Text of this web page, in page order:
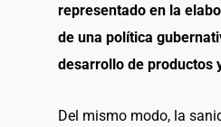
representado en la
de una política
desarrollo de productos
Del mismo modo, la